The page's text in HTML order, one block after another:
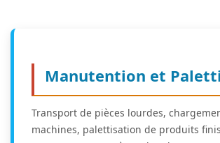
Manutention et
Transport de pièces lourdes,
machines, palettisation de produits